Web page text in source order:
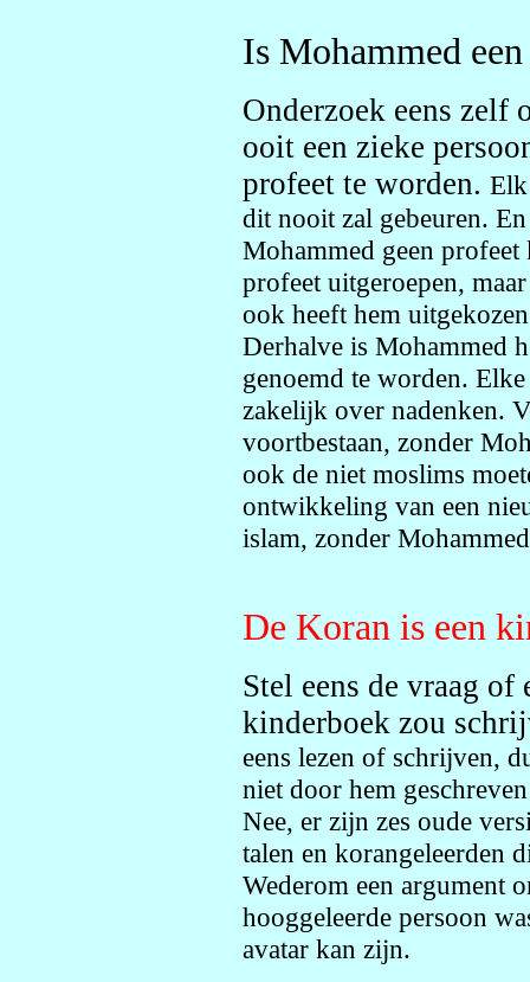
Is Mohammed
Onderzoek eens
ooit een zieke
profeet te worden. Elk
dit nooit zal gebeuren.
Mohammed geen
profeet uitgeroepen,
ook heeft hem
Derhalve is Mohammed
genoemd te worden.
zakelijk over nadenken.
voortbestaan, zonder
ook de niet moslims
ontwikkeling van een
islam, zonder
De Koran is een
Stel eens de vraag of
kinderboek zou
eens lezen of schrijven,
niet door hem
Nee, er zijn zes oude
talen en korangeleerden
Wederom een argument
hooggeleerde persoon
avatar kan zijn.